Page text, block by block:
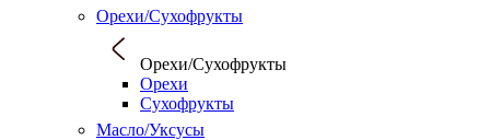
Орехи/Сухофрукты
Орехи/Сухофрукты
Орехи
Сухофрукты
Масло/Уксусы